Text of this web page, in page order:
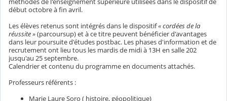
début octobre à fin avril.
Les élèves retenus sont intégrés dans le dispositif« cordées de la
réussite »(parcoursup) et à ce titre peuvent bénéficier d'avantages
dans leur poursuite d'études postbac. Les phases d'information et de
recrutement ont lieu tous les mardis de midi à 13H en salle 202
jusqu'au 25 septembre.
Calendrier et contenu du programme en documents attachés.
Professeurs référents :
Marie Laure Soro ( histoire, géopolitique)